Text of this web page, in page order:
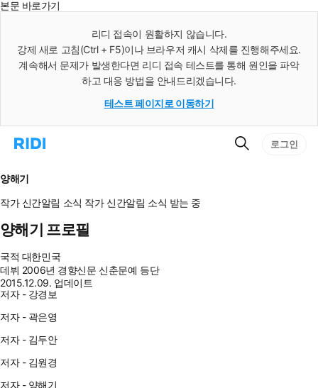
본문 바로가기
리디 접속이 원활하지 않습니다.
강제 새로 고침(Ctrl + F5)이나 브라우저 캐시 삭제를 진행해주세요.
계속해서 문제가 발생한다면 리디 접속 테스트를 통해 원인을 파악
하고 대응 방법을 안내드리겠습니다.
테스트 페이지로 이동하기
리
으
로
이
동
검
로그인
양해기
작가 신간알림 소식 작가 신간알림 소식 받는 중
양해기 프로필
국적 대한민국
데뷔 2006년 경향신문 신춘문예 등단
2015.12.09. 업데이트
저자 - 강경보
저자 - 곽은영
저자 - 김두안
저자 - 김원경
저자 - 양해기